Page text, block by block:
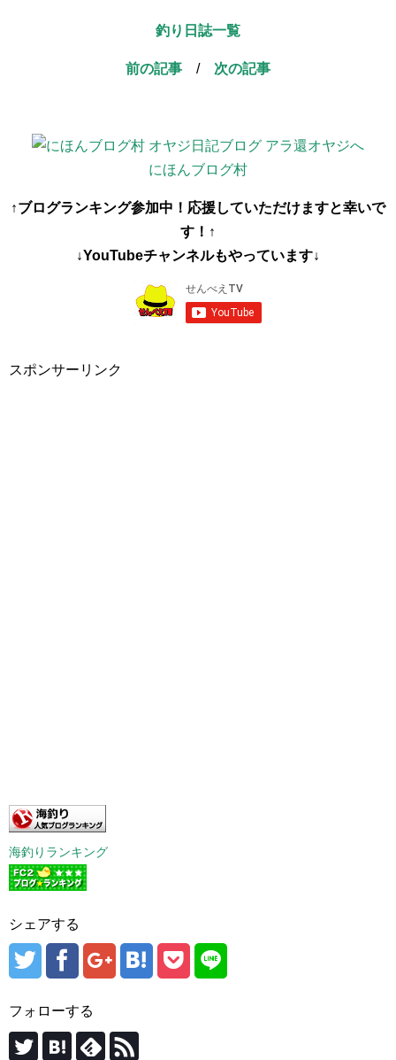
釣り日誌一覧
前の記事 / 次の記事
にほんブログ村
↑ブログランキング参加中！応援していただけますと幸いで
す！↑
↓YouTubeチャンネルもやっています↓
スポンサーリンク
海釣りランキング
シェアする
フォローする